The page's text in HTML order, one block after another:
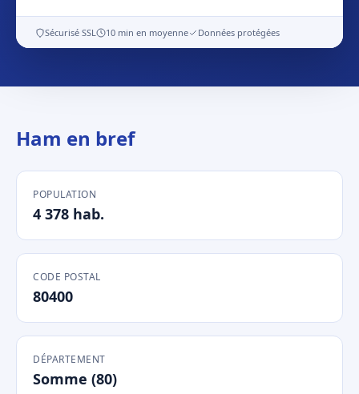
Sécurisé SSL 10 min en moyenne Données protégées
Ham en bref
POPULATION
4 378 hab.
CODE POSTAL
80400
DÉPARTEMENT
Somme (80)